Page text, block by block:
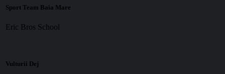
Sport Team Baia Mare
Eric Bros School
Vulturii Dej